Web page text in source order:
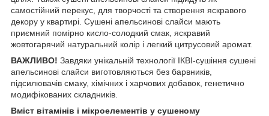
самостійний перекус, для творчості та створення яскравого
декору у квартирі. Сушені апельсинові слайси мають
приємний помірно кисло-солодкий смак, яскравий
жовтогарячий натуральний колір і легкий цитрусовий аромат.
ВАЖЛИВО! Завдяки унікальній технології ІКВІ-сушіння сушені
апельсинові слайси виготовляються без барвників,
підсилювачів смаку, хімічних і харчових добавок, генетично
модифікованих складників.
Вміст вітамінів і мікроелементів у сушеному